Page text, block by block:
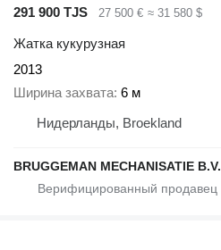
291 900 TJS
27 500 € ≈ 31 580 $
Жатка кукурузная
2013
Ширина захвата 6 м
Нидерланды, Broekland
BRUGGEMAN MECHANISATIE B.V.